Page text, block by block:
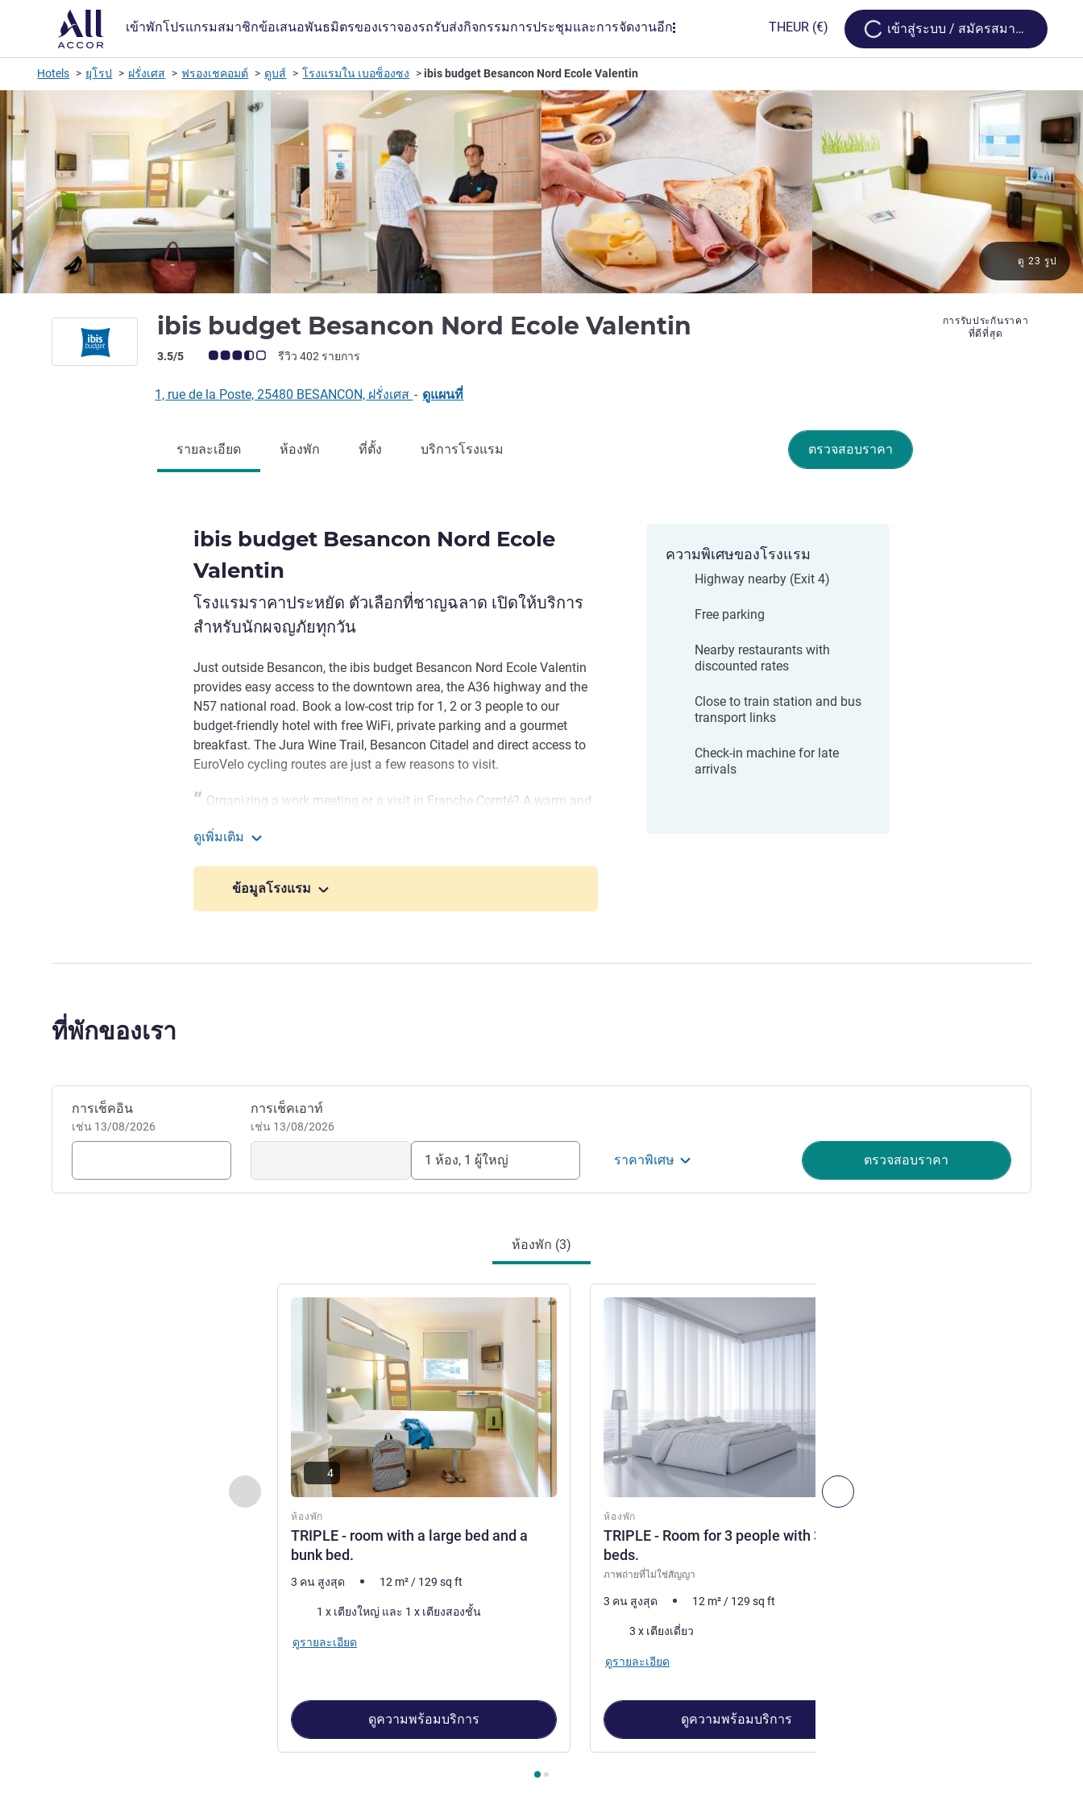
เข้าพักโปรแกรมสมาชิกข้อเสนอพันธมิตรของเราจองรถรับส่งกิจกรรมการประชุมและการจัดงานอีก THEUR (€) Loading...
เข้าสู่ระบบ / สมัครสมาชิก
Hotels ยุโรป ฝรั่งเศส ฟรองเชคอมต์ ดูบส์ โรงแรมใน เบอซ็องซง ibis budget Besancon Nord Ecole Valentin
ibis budget Besancon Nord Ecole Valentin
คะแนนความคิดเห็นจากแขก (เรทติ้งบน ALL)
3.5/5 รีวิว 402 รายการ
การรับประกันราคา
ที่ดีที่สุด
ดู 23 รูป
1, rue de la Poste, 25480 BESANCON, ฝรั่งเศส - ดูแผนที่
ตรวจสอบราคา
รายละเอียด ห้องพัก ที่ตั้ง บริการโรงแรม
ibis budget Besancon Nord Ecole
Valentin
โรงแรมราคาประหยัด ตัวเลือกที่ชาญฉลาด เปิดให้บริการ
สำหรับนักผจญภัยทุกวัน
Just outside Besancon, the ibis budget Besancon Nord Ecole Valentin
provides easy access to the downtown area, the A36 highway and the
N57 national road. Book a low-cost trip for 1, 2 or 3 people to our
budget-friendly hotel with free WiFi, private parking and a gourmet
breakfast. The Jura Wine Trail, Besancon Citadel and direct access to
EuroVelo cycling routes are just a few reasons to visit.
Organizing a work meeting or a visit in Franche-Comté? A warm and
who will be on hand to ensure you have a pleasant stay. See you soon!
Abdoulaye KABA ฝ่ายบริหารโรงแรม
ดูเพิ่มเติม
ข้อมูลโรงแรม
ความพิเศษของโรงแรม
Highway nearby (Exit 4)
Free parking
Nearby restaurants with
discounted rates
Close to train station and bus
transport links
Check-in machine for late
arrivals
ที่พักของเรา
จองโรงแรมนี้
การเช็คอิน
เช่น 13/08/2026
การเช็คเอาท์
เช่น 13/08/2026
1 ห้อง, 1 ผู้ใหญ่ ราคาพิเศษ ตรวจสอบราคา
ห้องพัก (3)
ก่อนหน้า - ห้องพัก ถัดไป - ห้องพัก
ห้องพัก
TRIPLE - room with a large bed and a
bunk bed.
ดูรายละเอียด
4
3 คน สูงสุด 12 m² / 129 sq ft
เครื่องนอน 1 x เตียงใหญ่ และ 1 x เตียงสองชั้น
ดูรายละเอียด
ดูความพร้อมบริการ
ห้องพัก
TRIPLE - Room for 3 people with 3 single
beds.
ภาพถ่ายที่ไม่ใช่สัญญา
ดูรายละเอียด
3 คน สูงสุด 12 m² / 129 sq ft
เครื่องนอน
3 x เตียงเดี่ยว
ดูรายละเอียด
ดูความพร้อมบริการ